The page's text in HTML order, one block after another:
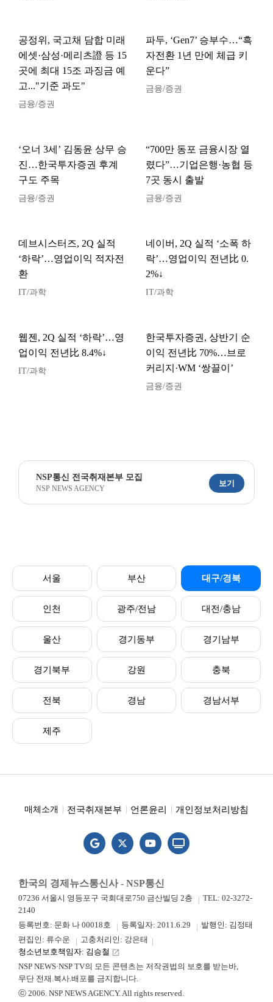
공정위, 국고채 담합 미래
에셋·삼성·메리츠證 등 15
곳에 최대 15조 과징금 예
고..."기준 과도"
금융/증권
파두, ‘Gen7’ 승부수…“흑
자전환 1년 만에 체급 키
운다”
금융/증권
‘오너 3세’ 김동윤 상무 승
진…한국투자증권 후계
구도 주목
금융/증권
“700만 동포 금융시장 열
렸다”…기업은행·농협 등
7곳 동시 출발
금융/증권
데브시스터즈, 2Q 실적
‘하락’…영업이익 적자전
환
IT/과학
네이버, 2Q 실적 ‘소폭 하
락’…영업이익 전년比 0.
2%↓
IT/과학
웹젠, 2Q 실적 ‘하락’…영
업이익 전년比 8.4%↓
IT/과학
한국투자증권, 상반기 순
이익 전년比 70%…브로
커리지·WM ‘쌍끌이’
금융/증권
NSP통신 전국취재본부 모집
NSP NEWS AGENCY
보기
서울 부산 대구/경북
인천 광주/전남 대전/충남
울산 경기동부 경기남부
경기북부 강원 충북
전북 경남 경남서부
제주
매체소개 전국취재본부 언론윤리 개인정보처리방침
한국의 경제뉴스통신사 - NSP통신
07236 서울시 영등포구 국회대로750 금산빌딩 2층
TEL: 02-3272-
2140
등록번호: 문화 나 00018호
등록일자: 2011.6.29
발행인: 김정태
편집인: 류수운
고충처리인: 강은태
청소년보호책임자: 김승철 launch
NSP NEWS·NSP TV의 모든 콘텐츠는 저작권법의 보호를 받는바,
무단 전재.복사.배포를 금지합니다.
ⓒ 2006. NSP NEWS AGENCY. All rights reserved.